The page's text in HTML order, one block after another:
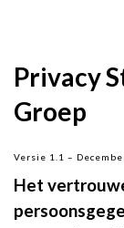
Privacy
Groep
Versie 1.1 –
Het